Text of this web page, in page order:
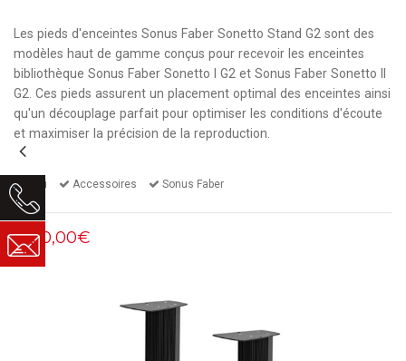
Les pieds d'enceintes Sonus Faber Sonetto Stand G2 sont des
modèles haut de gamme conçus pour recevoir les enceintes
bibliothèque Sonus Faber Sonetto I G2 et Sonus Faber Sonetto II
G2 . Ces pieds assurent un placement optimal des enceintes ainsi
qu'un découplage parfait pour optimiser les conditions d'écoute
et maximiser la précision de la reproduction.
Hifi Accessoires Sonus Faber
1000,00€